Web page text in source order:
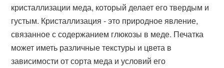
кристаллизации меда, который делает его твердым и
густым. Кристаллизация - это природное явление,
связанное с содержанием глюкозы в меде. Печатка
может иметь различные текстуры и цвета в
зависимости от сорта меда и условий его